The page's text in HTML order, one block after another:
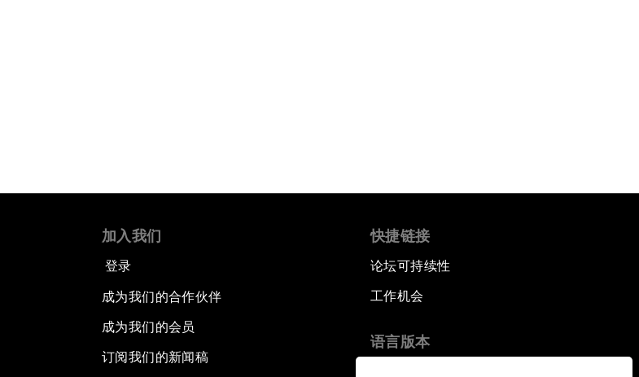
加入我们
登录
成为我们的合作伙伴
成为我们的会员
订阅我们的新闻稿
快捷链接
论坛可持续性
工作机会
语言版本